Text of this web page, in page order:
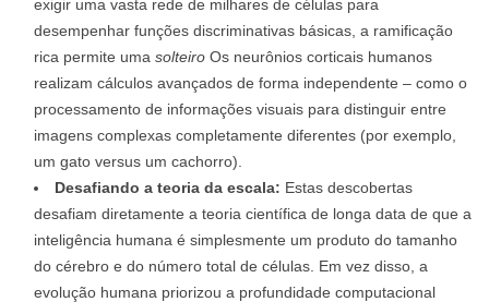
exigir uma vasta rede de milhares de células para
desempenhar funções discriminativas básicas, a ramificação
rica permite uma solteiro Os neurônios corticais humanos
realizam cálculos avançados de forma independente – como o
processamento de informações visuais para distinguir entre
imagens complexas completamente diferentes (por exemplo,
um gato versus um cachorro).
Desafiando a teoria da escala: Estas descobertas
desafiam diretamente a teoria científica de longa data de que a
inteligência humana é simplesmente um produto do tamanho
do cérebro e do número total de células. Em vez disso, a
evolução humana priorizou a profundidade computacional